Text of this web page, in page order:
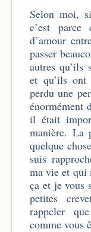
Selon moi,
c’est
d’amour
passer
autres qu’ils
et qu’ils ont
perdu une
énormément
il était
manière. La
quelque
suis
ma vie et qui
ça et je vous
petites
rappeler
comme vous